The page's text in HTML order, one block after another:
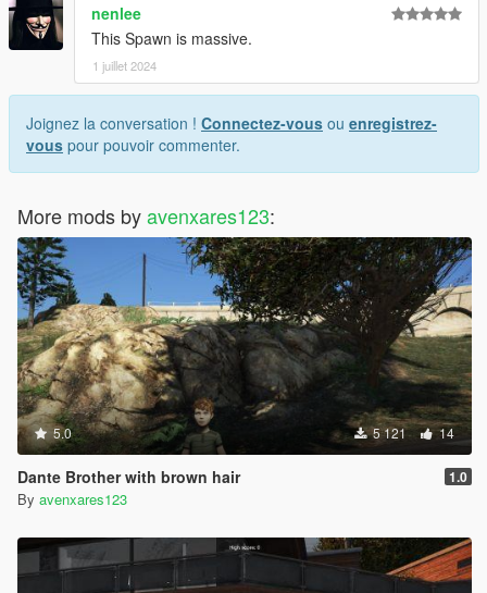
nenlee
This Spawn is massive.
1 juillet 2024
Joignez la conversation ! Connectez-vous ou enregistrez-
vous pour pouvoir commenter.
More mods byavenxares123:
5.0 5 121 14
Dante Brother with brown hair 1.0
By avenxares123